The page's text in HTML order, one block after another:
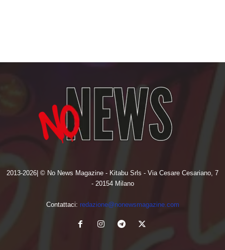
2013-2026| © No News Magazine - Kitabu Srls - Via Cesare Cesariano, 7
- 20154 Milano
Contattaci: redazione@nonewsmagazine.com